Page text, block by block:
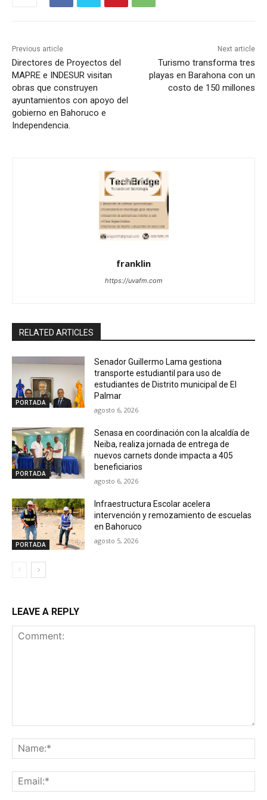
Previous article
Directores de Proyectos del
MAPRE e INDESUR visitan
obras que construyen
ayuntamientos con apoyo del
gobierno en Bahoruco e
Independencia.
Next article
Turismo transforma tres
playas en Barahona con un
costo de 150 millones
franklin
https://uvafm.com
RELATED ARTICLES
PORTADA
Senador Guillermo Lama gestiona
transporte estudiantil para uso de
estudiantes de Distrito municipal de El
Palmar
agosto 6, 2026
PORTADA
Senasa en coordinación con la alcaldía de
Neiba, realiza jornada de entrega de
nuevos carnets donde impacta a 405
beneficiarios
agosto 6, 2026
PORTADA
Infraestructura Escolar acelera
intervención y remozamiento de escuelas
en Bahoruco
agosto 5, 2026
LEAVE A REPLY